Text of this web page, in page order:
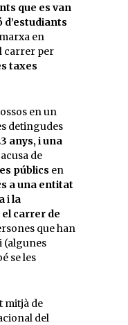
que es van
en
carrer per
taxes
en un
detingudes
anys, i una
de
públics en
a una entitat
i la
carrer de
que han
(algunes
se les
mitjà de
del